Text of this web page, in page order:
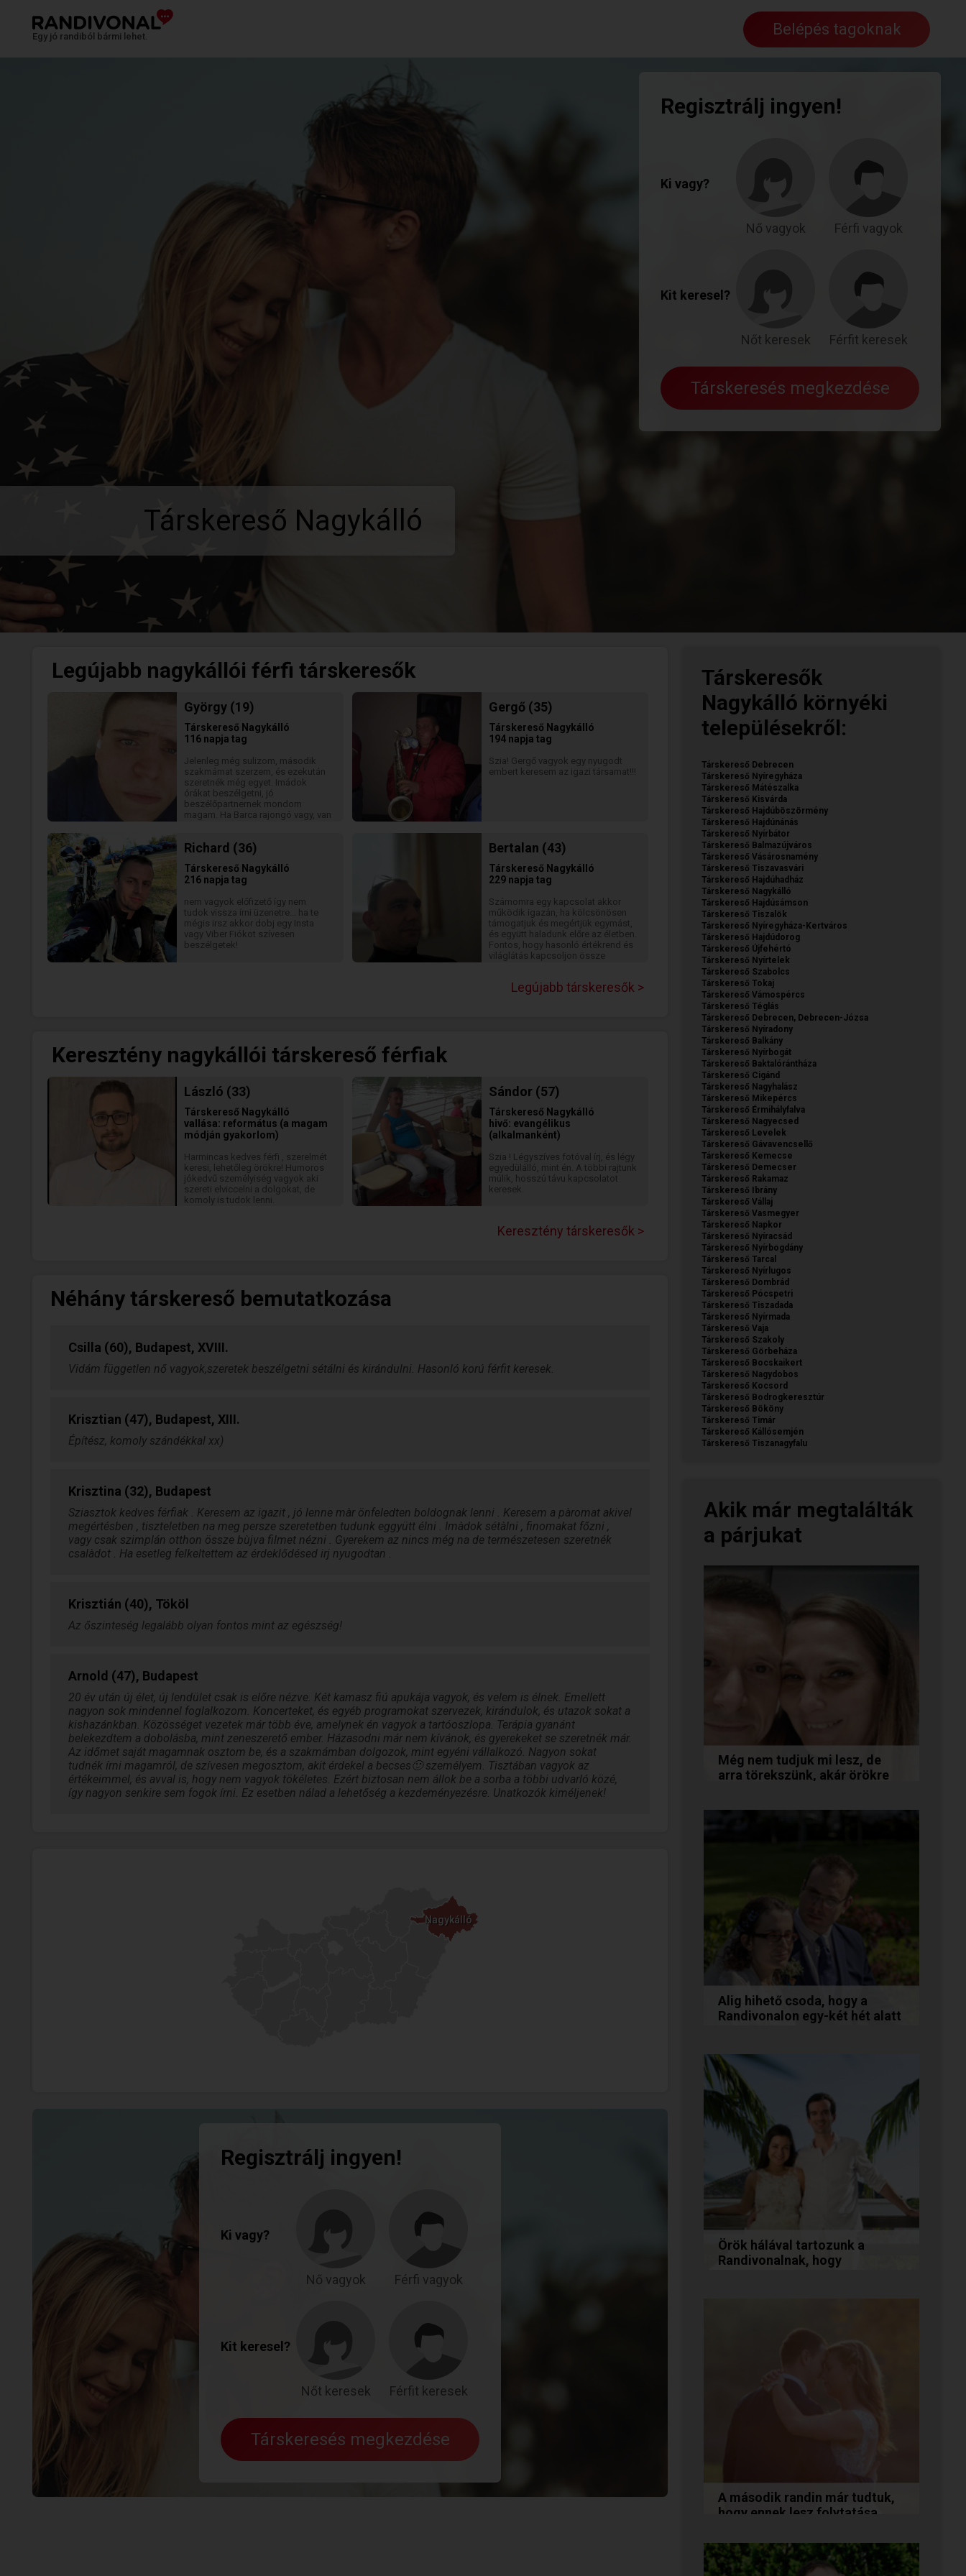
Egy jó randiból bármi lehet. Belépés tagoknak
Társkereső Nagykálló
Regisztrálj ingyen!
Ki vagy?
Nő vagyok Férfi vagyok
Kit keresel?
Nőt keresek Férfit keresek
Társkeresés megkezdése
Legújabb nagykállói férfi társkeresők
György (19)
Társkereső Nagykálló
116 napja tag
Jelenleg még sulizom, második
szakmámat szerzem, és ezekután
szeretnék még egyet. Imádok
órákat beszélgetni, jó
beszélőpartnernek mondom
magam. Ha Barca rajongó vagy, van
Kommunikáció a kulcs 2 ember
között, szóval ha csak akár
beszélgetni szeretnél, vagy
elhordani melegebb éghajlatra, írj
rám itt, vagy instán😅 *moderálva*
Gergő (35)
Társkereső Nagykálló
194 napja tag
Szia! Gergő vagyok egy nyugodt
embert keresem az igazi társamat!!!
Richard (36)
Társkereső Nagykálló
216 napja tag
nem vagyok előfizető így nem
tudok vissza írni üzenetre... ha te
mégis irsz akkor dobj egy Insta
vagy Viber Fiókot szívesen
beszélgetek!
Bertalan (43)
Társkereső Nagykálló
229 napja tag
Számomra egy kapcsolat akkor
működik igazán, ha kölcsönösen
támogatjuk és megértjük egymást,
és együtt haladunk előre az életben.
Fontos, hogy hasonló értékrend és
világlátás kapcsoljon össze
együtt épített jövőnek. Lényeges
amelyek igazán vonzóvá tesznek
számomra valakit.
Legújabb társkeresők >
Keresztény nagykállói társkereső férfiak
László (33)
Társkereső Nagykálló
vallása: református (a magam
módján gyakorlom)
Harmincas kedves férfi , szerelmét
keresi, lehetőleg örökre! Humoros
jókedvű személyiség vagyok aki
szereti elviccelni a dolgokat, de
komoly is tudok lenni.
Sándor (57)
Társkereső Nagykálló
hivő: evangélikus
(alkalmanként)
Szia ! Légyszíves fotóval írj, és légy
egyedülálló, mint én. A többi rajtunk
múlik, hosszú távu kapcsolatot
keresek.
Keresztény társkeresők >
Néhány társkereső bemutatkozása
Csilla (60), Budapest, XVIII.
Vidám független nő vagyok,szeretek beszélgetni sétálni és kirándulni. Hasonló korú férfit keresek.
Krisztian (47), Budapest, XIII.
Építész, komoly szándékkal xx)
Krisztina (32), Budapest
Sziasztok kedves férfiak . Keresem az igazit , jó lenne màr önfeledten boldognak lenni . Keresem a pàromat akivel
megértésben , tiszteletben na meg persze szeretetben tudunk eggyütt élni . Imàdok sétàlni , finomakat főzni ,
vagy csak szimplán otthon össze bùjva filmet nézni . Gyerekem az nincs még na de természetesen szeretnék
csalàdot . Ha esetleg felkeltettem az érdeklődésed irj nyugodtan .
Krisztián (40), Tököl
Az őszinteség legalább olyan fontos mint az egészség!
Arnold (47), Budapest
20 év után új élet, új lendület csak is előre nézve. Két kamasz fiú apukája vagyok, és velem is élnek. Emellett
nagyon sok mindennel foglalkozom. Koncerteket, és egyéb programokat szervezek, kirándulok, és utazok sokat a
kishazánkban. Közösséget vezetek már több éve, amelynek én vagyok a tartóoszlopa. Terápia gyanánt
belekezdtem a dobolásba, mint zeneszerető ember. Házasodni már nem kívánok, és gyerekeket se szeretnék már.
Az időmet saját magamnak osztom be, és a szakmámban dolgozok, mint egyéni vállalkozó. Nagyon sokat
tudnék írni magamról, de szívesen megosztom, akit érdekel a becses🙂 személyem. Tisztában vagyok az
értékeimmel, és avval is, hogy nem vagyok tökéletes. Ezért biztosan nem állok be a sorba a többi udvarló közé,
így nagyon senkire sem fogok írni. Ez esetben nálad a lehetőség a kezdeményezésre. Unatkozók kiméljenek!
Nagykálló
Nagykálló
Regisztrálj ingyen!
Ki vagy?
Nő vagyok Férfi vagyok
Kit keresel?
Nőt keresek Férfit keresek
Társkeresés megkezdése
Társkeresők
Nagykálló környéki
településekről:
Társkereső Debrecen
Társkereső Nyíregyháza
Társkereső Mátészalka
Társkereső Kisvárda
Társkereső Hajdúböszörmény
Társkereső Hajdúnánás
Társkereső Nyírbátor
Társkereső Balmazújváros
Társkereső Vásárosnamény
Társkereső Tiszavasvári
Társkereső Hajdúhadház
Társkereső Nagykálló
Társkereső Hajdúsámson
Társkereső Tiszalök
Társkereső Nyíregyháza-Kertváros
Társkereső Hajdúdorog
Társkereső Újfehértó
Társkereső Nyírtelek
Társkereső Szabolcs
Társkereső Tokaj
Társkereső Vámospércs
Társkereső Téglás
Társkereső Debrecen, Debrecen-Józsa
Társkereső Nyíradony
Társkereső Balkány
Társkereső Nyírbogát
Társkereső Baktalórántháza
Társkereső Cigánd
Társkereső Nagyhalász
Társkereső Mikepércs
Társkereső Érmihályfalva
Társkereső Nagyecsed
Társkereső Levelek
Társkereső Gávavencsellő
Társkereső Kemecse
Társkereső Demecser
Társkereső Rakamaz
Társkereső Ibrány
Társkereső Vállaj
Társkereső Vasmegyer
Társkereső Napkor
Társkereső Nyíracsád
Társkereső Nyírbogdány
Társkereső Tarcal
Társkereső Nyírlugos
Társkereső Dombrád
Társkereső Pócspetri
Társkereső Tiszadada
Társkereső Nyírmada
Társkereső Vaja
Társkereső Szakoly
Társkereső Görbeháza
Társkereső Bocskaikert
Társkereső Nagydobos
Társkereső Kocsord
Társkereső Bodrogkeresztúr
Társkereső Bököny
Társkereső Timár
Társkereső Kállósemjén
Társkereső Tiszanagyfalu
Akik már megtalálták
a párjukat
Még nem tudjuk mi lesz, de
arra törekszünk, akár örökre
A következő levelet Katalin és
Alig hihető csoda, hogy a
Randivonalon egy-két hét alatt
Teodóra és Zsolt nem a
könnyebb utat választották,
hanem a szerelmet, amely
minden akadály legyőzésével
egyre erősebbé...
Örök hálával tartozunk a
Randivonalnak, hogy
A második randin már tudtuk,
hogy ennek lesz folytatása...
Jocó küldte nekünk, akik a
Randivonal oldalán találták meg